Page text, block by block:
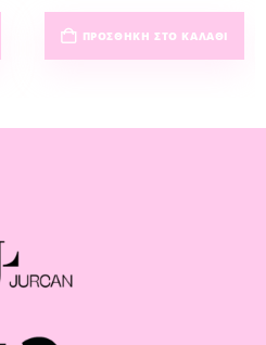
ΠΡΟΣΘΉΚΗ ΣΤΟ ΚΑΛΆΘΙ